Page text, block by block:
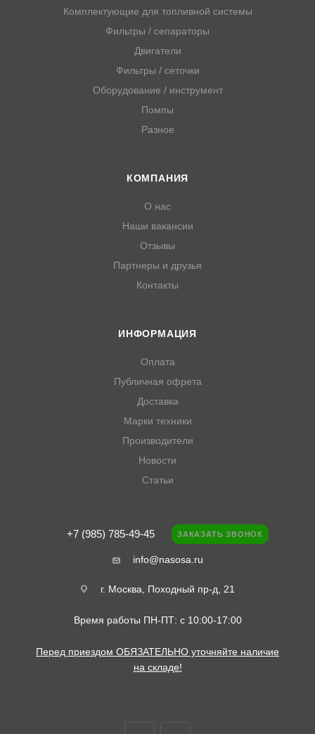
Двигатель HONDA GS190LA
Двигатель HONDA GX610K1
Двигатель HONDA GX610R1
Двигатель HONDA GX610U1
Двигатель HONDA GX620K1
Двигатель HONDA GXV390RT1
Двигатель HONDA GXV530R
Двигатель HONDA GXV530U
Двигатель HONDA GXV610R1
Двигатель HONDA GXV610U1
Двигатель HONDA GXV620U1
Двигатель HONDA GXV670R
Двигатель HONDA GXV670U
Двигатель HONDA EB11000K1
Двигатель BRIGGS & STRATTON Animal
Двигатель BRIGGS & STRATTON Titan
Двигатель BRIGGS & STRATTON Predator
Квадроцикл KAWASAKI MULE SX
ДКС. 0910.073000.00DP, TJ-GM-056-1)
Комплектующие для топливной системы
Фильтры / сепараторы
Двигатели
Фильтры / сеточки
Оборудование / инструмент
Помпы
Разное
КОМПАНИЯ
О нас
Наши вакансии
Отзывы
Партнеры и друзья
Контакты
ИНФОРМАЦИЯ
Оплата
Публичная офрета
Доставка
Марки техники
Производители
Новости
Статьи
+7 (985) 785-49-45 ЗАКАЗАТЬ ЗВОНОК
info@nasosa.ru
г. Москва, Походный пр-д, 21
Время работы ПН-ПТ: с 10:00-17:00
Перед приездом ОБЯЗАТЕЛЬНО уточняйте наличие
на складе!